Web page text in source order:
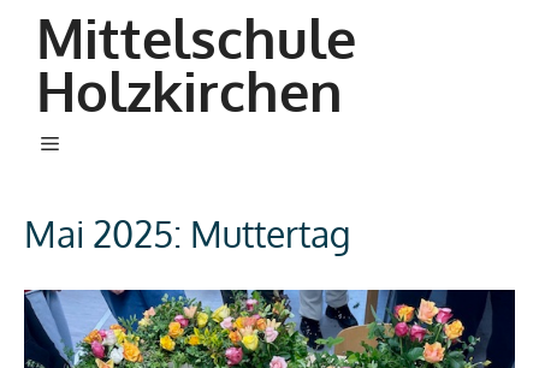
springen
Mittelschule
Holzkirchen
Menü
Mai 2025: Muttertag